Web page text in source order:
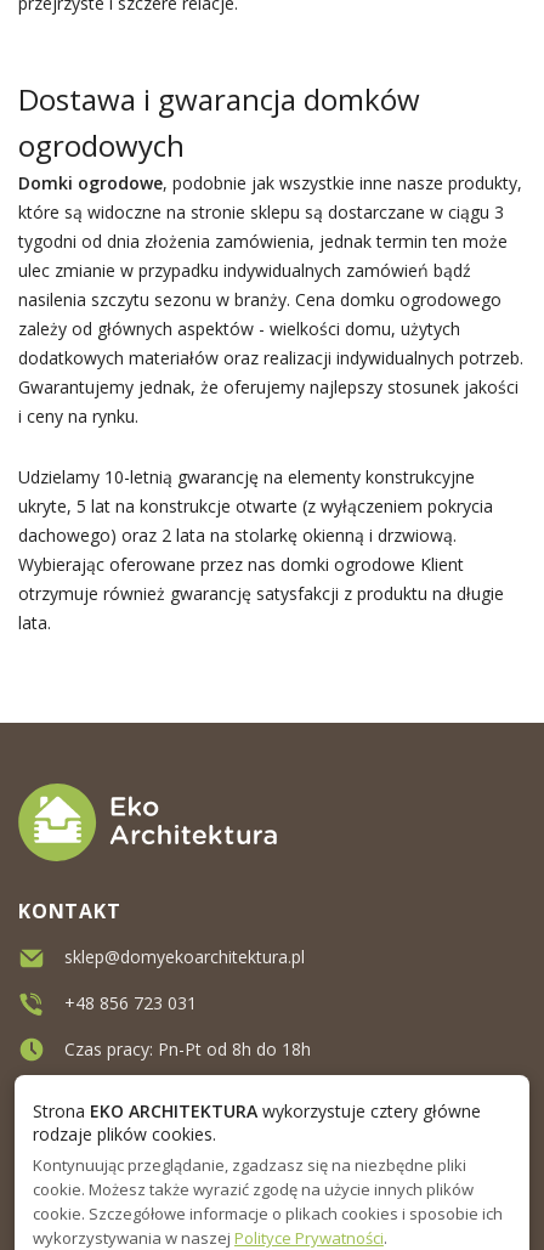
Dostawa i gwarancja domków
ogrodowych
Domki ogrodowe, podobnie jak wszystkie inne nasze produkty,
które są widoczne na stronie sklepu są dostarczane w ciągu 3
tygodni od dnia złożenia zamówienia, jednak termin ten może
ulec zmianie w przypadku indywidualnych zamówień bądź
nasilenia szczytu sezonu w branży. Cena domku ogrodowego
zależy od głównych aspektów - wielkości domu, użytych
dodatkowych materiałów oraz realizacji indywidualnych potrzeb.
Gwarantujemy jednak, że oferujemy najlepszy stosunek jakości
i ceny na rynku.
Udzielamy 10-letnią gwarancję na elementy konstrukcyjne
ukryte, 5 lat na konstrukcje otwarte (z wyłączeniem pokrycia
dachowego) oraz 2 lata na stolarkę okienną i drzwiową.
Wybierając oferowane przez nas domki ogrodowe Klient
otrzymuje również gwarancję satysfakcji z produktu na długie
lata.
MENU
INFORMACJA
KONTAKT
sklep@domyekoarchitektura.pl
+48 856 723 031
Czas pracy: Pn-Pt od 8h do 18h
Strona EKO ARCHITEKTURAwykorzystuje cztery główne
rodzaje plików cookies.
Kontynuując przeglądanie, zgadzasz się na niezbędne pliki
cookie. Możesz także wyrazić zgodę na użycie innych plików
cookie. Szczegółowe informacje o plikach cookies i sposobie ich
wykorzystywania w naszej Polityce Prywatności.